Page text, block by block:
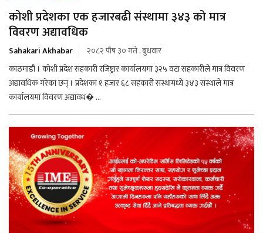
कोशी प्रदेशका एक हजारबढी संस्थामा ३४३ को मात्र
विवरण अद्यावधिक
Sahakari Akhabar
२०८२ पौष ३० गते , बुधवार
काठमाडौं । कोशी प्रदेश सहकारी रजिष्ट्रार कार्यालयमा ३२५ वटा सहकारीले मात्र विवरण
अद्यावधिक गरेका छन् । प्रदेशका १ हजार ६८ सहकारी संस्थामध्ये ३४३ संस्थाले मात्र
कार्यालयमा विवरण अद्यावध� ...